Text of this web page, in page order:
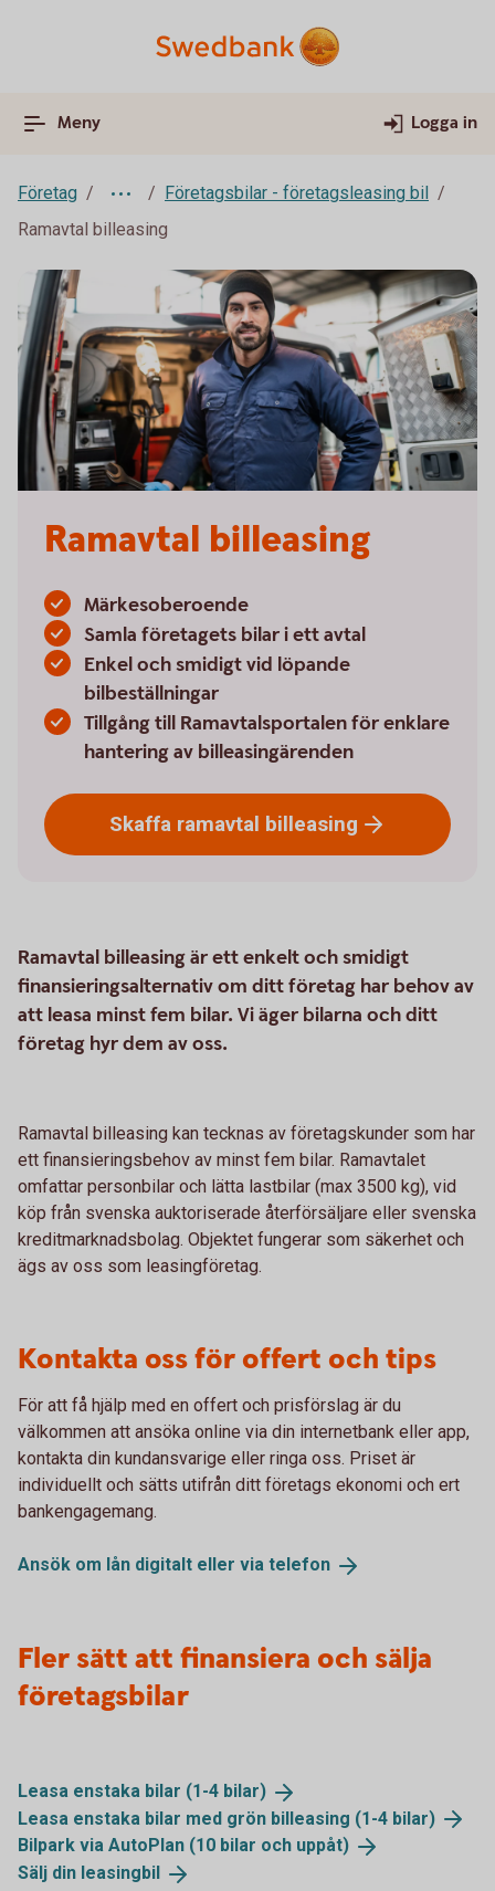
Meny Logga in
Företag
Företagsbilar - företagsleasing bil
Ramavtal billeasing
Ramavtal billeasing
Märkesoberoende
Samla företagets bilar i ett avtal
Enkel och smidigt vid löpande
bilbeställningar
Tillgång till Ramavtalsportalen för enklare
hantering av billeasingärenden
Skaffa ramavtal billeasing
Ramavtal billeasing är ett enkelt och smidigt
finansieringsalternativ om ditt företag har behov av
att leasa minst fem bilar. Vi äger bilarna och ditt
företag hyr dem av oss.
Ramavtal billeasing kan tecknas av företagskunder som har
ett finansieringsbehov av minst fem bilar. Ramavtalet
omfattar personbilar och lätta lastbilar (max 3500 kg), vid
köp från svenska auktoriserade återförsäljare eller svenska
kreditmarknadsbolag. Objektet fungerar som säkerhet och
ägs av oss som leasingföretag.
Kontakta oss för offert och tips
För att få hjälp med en offert och prisförslag är du
välkommen att ansöka online via din internetbank eller app,
kontakta din kundansvarige eller ringa oss. Priset är
individuellt och sätts utifrån ditt företags ekonomi och ert
bankengagemang.
Ansök om lån digitalt eller via telefon
Fler sätt att finansiera och sälja
företagsbilar
Leasa enstaka bilar (1-4 bilar)
Leasa enstaka bilar med grön billeasing (1-4 bilar)
Bilpark via AutoPlan (10 bilar och uppåt)
Sälj din leasingbil